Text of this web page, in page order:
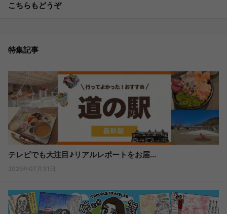
こちらもどうぞ
特集記事
テレビでも大注目♪リアルレポートをお届...
2025年07月31日